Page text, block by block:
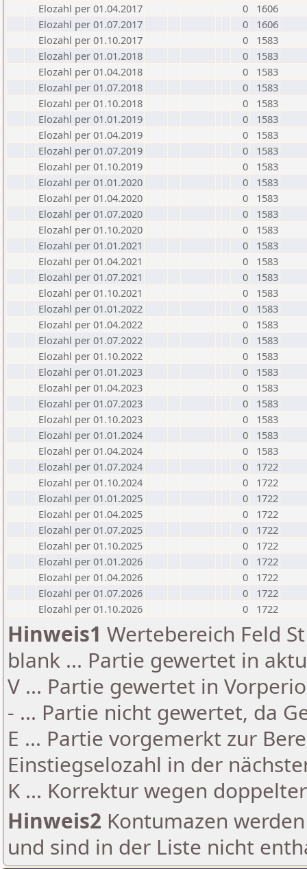
Elozahl per 01.04.2017
0
1606
Elozahl per 01.07.2017
0
1606
Elozahl per 01.10.2017
0
1583
Elozahl per 01.01.2018
0
1583
Elozahl per 01.04.2018
0
1583
Elozahl per 01.07.2018
0
1583
Elozahl per 01.10.2018
0
1583
Elozahl per 01.01.2019
0
1583
Elozahl per 01.04.2019
0
1583
Elozahl per 01.07.2019
0
1583
Elozahl per 01.10.2019
0
1583
Elozahl per 01.01.2020
0
1583
Elozahl per 01.04.2020
0
1583
Elozahl per 01.07.2020
0
1583
Elozahl per 01.10.2020
0
1583
Elozahl per 01.01.2021
0
1583
Elozahl per 01.04.2021
0
1583
Elozahl per 01.07.2021
0
1583
Elozahl per 01.10.2021
0
1583
Elozahl per 01.01.2022
0
1583
Elozahl per 01.04.2022
0
1583
Elozahl per 01.07.2022
0
1583
Elozahl per 01.10.2022
0
1583
Elozahl per 01.01.2023
0
1583
Elozahl per 01.04.2023
0
1583
Elozahl per 01.07.2023
0
1583
Elozahl per 01.10.2023
0
1583
Elozahl per 01.01.2024
0
1583
Elozahl per 01.04.2024
0
1583
Elozahl per 01.07.2024
0
1722
Elozahl per 01.10.2024
0
1722
Elozahl per 01.01.2025
0
1722
Elozahl per 01.04.2025
0
1722
Elozahl per 01.07.2025
0
1722
Elozahl per 01.10.2025
0
1722
Elozahl per 01.01.2026
0
1722
Elozahl per 01.04.2026
0
1722
Elozahl per 01.07.2026
0
1722
Elozahl per 01.10.2026
0 1722
Hinweis1 Wertebereich Feld
blank ... Partie gewertet in
V ... Partie gewertet in
- ... Partie nicht gewertet, da
E ... Partie vorgemerkt zur
Einstiegselozahl in der
K ... Korrektur wegen
Hinweis2 Kontumazen
und sind in der Liste nicht